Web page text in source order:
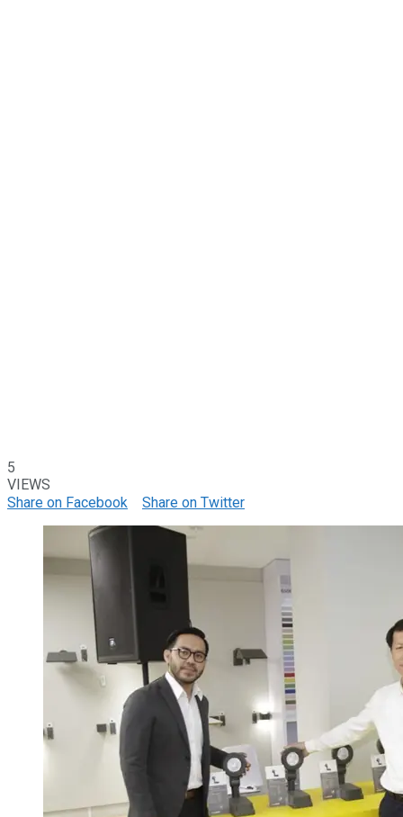
5
VIEWS
Share on Facebook
Share on Twitter